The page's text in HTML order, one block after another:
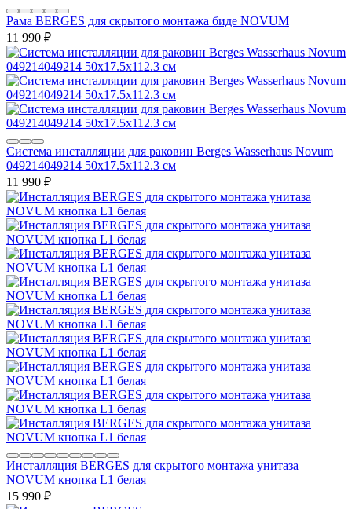
Рама BERGES для скрытого монтажа биде NOVUM
11 990 ₽
Система инсталляции для раковин Berges Wasserhaus Novum
049214049214 50x17.5x112.3 см
11 990 ₽
Инсталляция BERGES для скрытого монтажа унитаза
NOVUM кнопка L1 белая
15 990 ₽